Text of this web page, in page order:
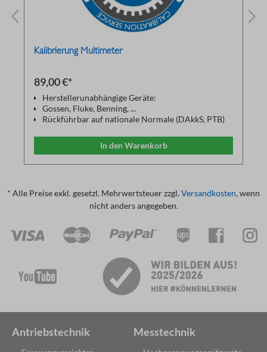
Kalibrierung Multimeter
89,00 €*
Herstellerunabhängige Geräte:
Gossen, Fluke, Benning, ...
Rückführbar auf nationale Normale (DAkkS, PTB)
Kalibrierzertifikat in Anlehnung an ISO17025
Gerätereinigung
In den Warenkorb
* Alle Preise exkl. gesetzl. Mehrwertsteuer zzgl. Versandkosten, wenn
nicht anders angegeben.
Antriebstechnik Messtechnik